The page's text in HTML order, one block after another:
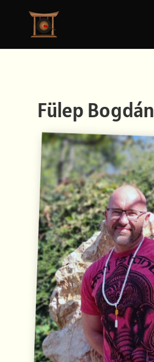
Fülep Bogdán